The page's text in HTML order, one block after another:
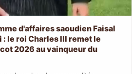
d'affaires saoudien Faisal
le roi Charles III remet le
2026 au vainqueur du